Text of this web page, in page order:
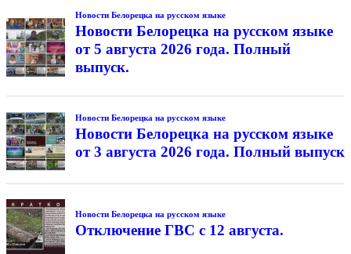
Новости Белорецка на русском языке
Новости Белорецка на русском языке
от 5 августа 2026 года. Полный
выпуск.
Новости Белорецка на русском языке
Новости Белорецка на русском языке
от 3 августа 2026 года. Полный выпуск
Новости Белорецка на русском языке
Отключение ГВС с 12 августа.